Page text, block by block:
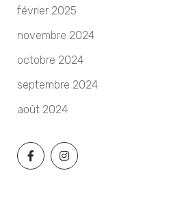
février 2025
novembre 2024
octobre 2024
septembre 2024
août 2024